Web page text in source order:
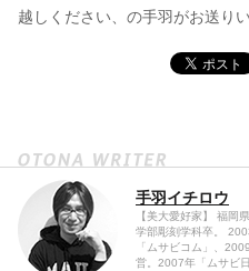
越しください、の手羽がお送り
手羽イチロウ
【美大愛好家】 福岡
学部彫刻学科卒。
「ムサビコム」、
営。2007年「ムサビ